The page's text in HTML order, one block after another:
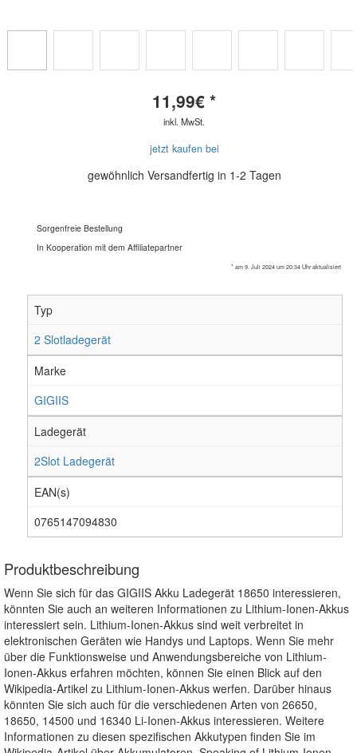
11,99€ *
inkl. MwSt.
jetzt kaufen bei
gewöhnlich Versandfertig in 1-2 Tagen
Sorgenfreie Bestellung
In Kooperation mit dem Affiliatepartner
* am 9. Juli 2024 um 20:34 Uhr aktualisiert
Typ
2 Slotladegerät
Marke
GIGIIS
Ladegerät
2Slot Ladegerät
EAN(s)
0765147094830
Produktbeschreibung
Wenn Sie sich für das GIGIIS Akku Ladegerät 18650 interessieren,
könnten Sie auch an weiteren Informationen zu Lithium-Ionen-Akkus
interessiert sein. Lithium-Ionen-Akkus sind weit verbreitet in
elektronischen Geräten wie Handys und Laptops. Wenn Sie mehr
über die Funktionsweise und Anwendungsbereiche von Lithium-
Ionen-Akkus erfahren möchten, können Sie einen Blick auf den
Wikipedia-Artikel zu Lithium-Ionen-Akkus werfen. Darüber hinaus
könnten Sie sich auch für die verschiedenen Arten von 26650,
18650, 14500 und 16340 Li-Ionen-Akkus interessieren. Weitere
Informationen zu diesen spezifischen Akkutypen finden Sie im